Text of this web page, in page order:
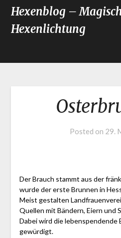
Hexenblog –
Hexenlichtung
Posted on 29.
Der Brauch stammt aus der
wurde der erste Brunnen in
Meist gestalten
Quellen mit Bändern, Eiern und
Dabei wird die lebenspendende
gewürdigt.